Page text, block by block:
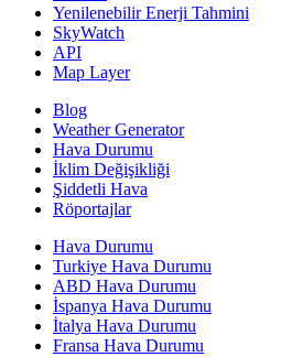
Yenilenebilir Enerji Tahmini
SkyWatch
API
Map Layer
Blog
Weather Generator
Hava Durumu
İklim Değişikliği
Şiddetli Hava
Röportajlar
Hava Durumu
Turkiye Hava Durumu
ABD Hava Durumu
İspanya Hava Durumu
İtalya Hava Durumu
Fransa Hava Durumu